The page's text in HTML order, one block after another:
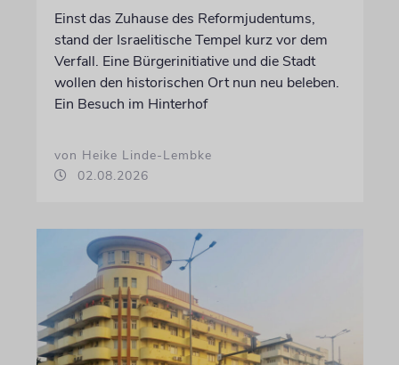
Einst das Zuhause des Reformjudentums,
stand der Israelitische Tempel kurz vor dem
Verfall. Eine Bürgerinitiative und die Stadt
wollen den historischen Ort nun neu beleben.
Ein Besuch im Hinterhof
von Heike Linde-Lembke
02.08.2026